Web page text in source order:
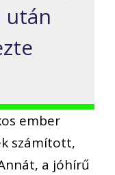
után
ember
számított,
a jóhírű